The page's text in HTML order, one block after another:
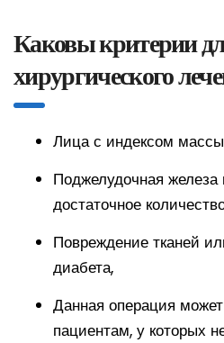
Каковы критерии
хирургического
Лица с индексом
Поджелудочная железа
достаточное
Повреждение тканей
диабета,
Данная операция
пациентам, у которых